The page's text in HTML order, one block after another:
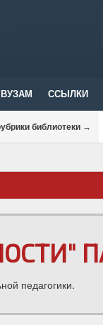
ВУЗАМ ССЫЛКИ
библиотеки →
педагогики.